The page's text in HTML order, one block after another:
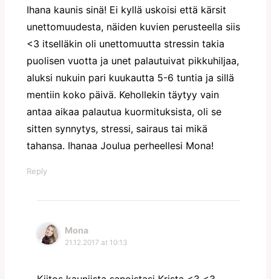
Ihana kaunis sinä! Ei kyllä uskoisi että kärsit
unettomuudesta, näiden kuvien perusteella siis
<3 itselläkin oli unettomuutta stressin takia
puolisen vuotta ja unet palautuivat pikkuhiljaa,
aluksi nukuin pari kuukautta 5-6 tuntia ja sillä
mentiin koko päivä. Kehollekin täytyy vain
antaa aikaa palautua kuormituksista, oli se
sitten synnytys, stressi, sairaus tai mikä
tahansa. Ihanaa Joulua perheellesi Mona!
Reply
Mona
21.12.2017 at 10:13